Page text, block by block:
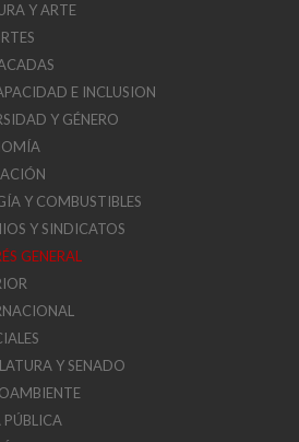
Y ARTE
E INCLUSION
Y GÉNERO
Y COMBUSTIBLES
Y SINDICATOS
GENERAL
Y SENADO
PÚBLICA